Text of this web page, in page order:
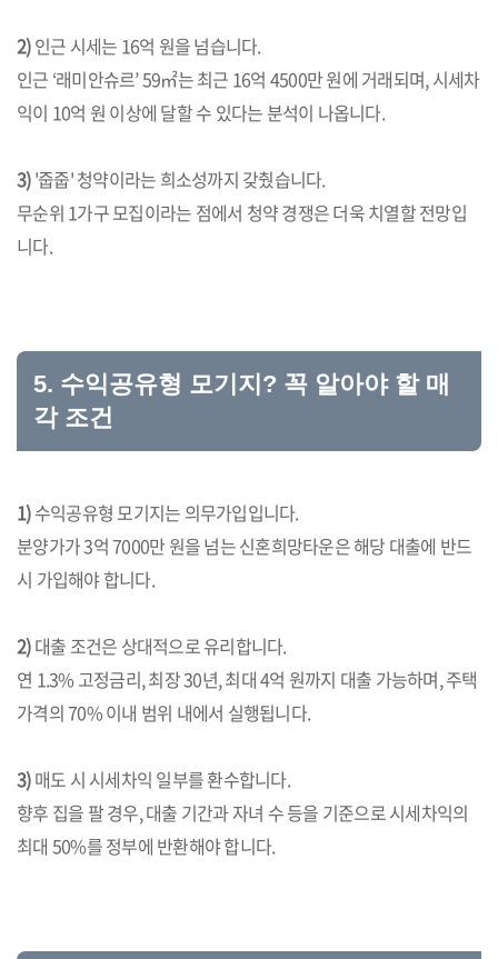
2)인근 시세는 16억 원을 넘습니다.
인근 ‘래미안슈르’ 59㎡는 최근 16억 4500만 원에 거래되며, 시세차
익이 10억 원 이상에 달할 수 있다는 분석이 나옵니다.
3)'줍줍' 청약이라는 희소성까지 갖췄습니다.
무순위 1가구 모집이라는 점에서 청약 경쟁은 더욱 치열할 전망입
니다.
5. 수익공유형 모기지? 꼭 알아야 할 매
각 조건
1)수익공유형 모기지는 의무가입입니다.
분양가가 3억 7000만 원을 넘는 신혼희망타운은 해당 대출에 반드
시 가입해야 합니다.
2)대출 조건은 상대적으로 유리합니다.
연 1.3% 고정금리, 최장 30년, 최대 4억 원까지 대출 가능하며, 주택
가격의 70% 이내 범위 내에서 실행됩니다.
3)매도 시 시세차익 일부를 환수합니다.
향후 집을 팔 경우, 대출 기간과 자녀 수 등을 기준으로 시세차익의
최대 50%를 정부에 반환해야 합니다.